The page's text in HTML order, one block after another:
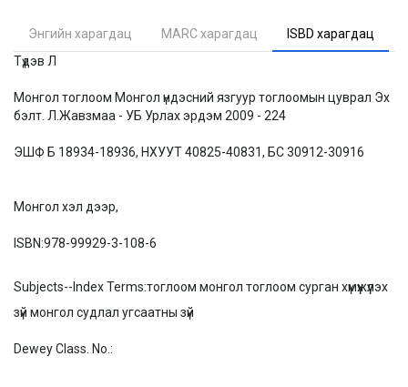
Энгийн харагдац MARC харагдац
ISBD харагдац
Түдэв Л
Монгол тоглоом Монгол үндэсний язгуур тоглоомын цуврал Эх
бэлт. Л.Жавзмаа - УБ Урлах эрдэм 2009 - 224
ЭШФ Б 18934-18936, НХУУТ 40825-40831, БС 30912-30916
Монгол хэл дээр,
ISBN:978-99929-3-108-6
Subjects--Index Terms:тоглоом монгол тоглоом сурган хүмүүжүүлэх
зүй монгол судлал угсаатны зүй
Dewey Class. No.: